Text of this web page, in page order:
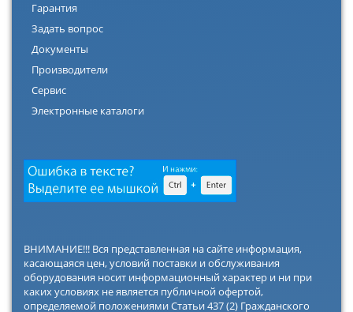
Гарантия
Задать вопрос
Документы
Производители
Сервис
Электронные каталоги
ВНИМАНИЕ!!! Вся представленная на сайте информация,
касающаяся цен, условий поставки и обслуживания
оборудования носит информационный характер и ни при
каких условиях не является публичной офертой,
определяемой положениями Статьи 437 (2) Гражданского